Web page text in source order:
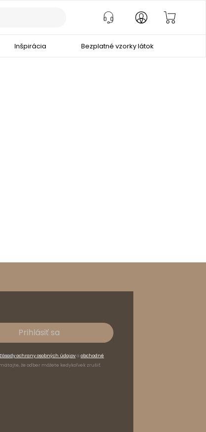
Inšpirácia Bezplatné vzorky látok
Prihlásiť sa
Zásady ochrany osobných údajova obchodné
že odber môžete kedykoľvek zrušiť.